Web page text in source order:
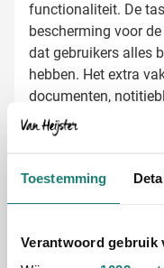
Toestemming
Verantwoord gebruik
functionaliteit. De
bescherming voor
dat gebruikers alles
hebben. Het extra
documenten,
die men dagelijks
Laptoptassen
jouw laptoptassen
Full color
maximale impact